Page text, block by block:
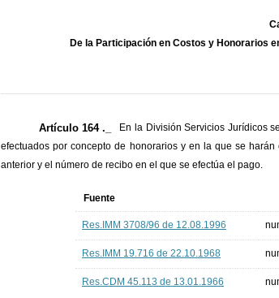
De la Participación en Costos y Honorarios
Artículo 164 ._
En la División Servicios Jurídicos
efectuados por concepto de honorarios y en la que se
anterior y el número de recibo en el que se efectúa el pago.
Fuente
Res.IMM 3708/96 de 12.08.1996
Res.IMM 19.716 de 22.10.1968
Res.CDM 45.113 de 13.01.1966